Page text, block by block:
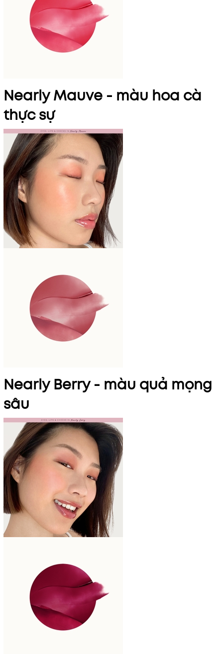
Nearly Mauve - màu hoa cà
thực sự
Nearly Berry - màu quả mọng
sâu